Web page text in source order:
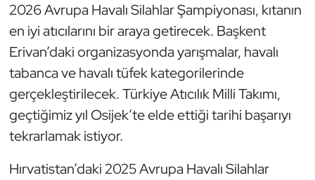
2026 Avrupa Havalı Silahlar Şampiyonası, kıtanın
en iyi atıcılarını bir araya getirecek. Başkent
Erivan’daki organizasyonda yarışmalar, havalı
tabanca ve havalı tüfek kategorilerinde
gerçekleştirilecek. Türkiye Atıcılık Milli Takımı,
geçtiğimiz yıl Osijek’te elde ettiği tarihi başarıyı
tekrarlamak istiyor.
Hırvatistan’daki 2025 Avrupa Havalı Silahlar
Judo ve Kuraş
Kano ve Rafting
Karate
Kayak
Kempo